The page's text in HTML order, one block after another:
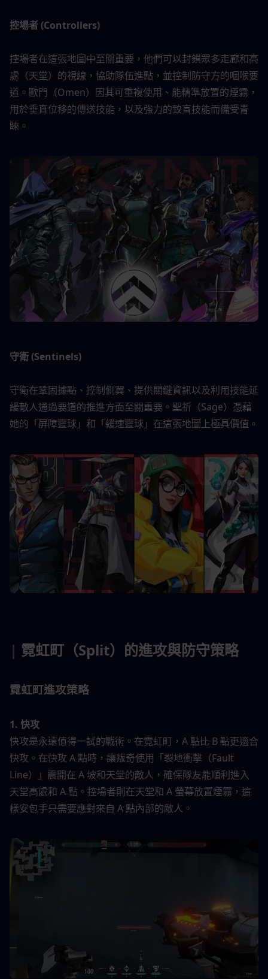
控場者 (Controllers)
控場者在這張地圖中至關重要，他們可以封鎖眾多走廊和高
處（天堂）的視線，協助隊伍進點，並控制防守方的咽喉要
道。歐門（Omen）因其可重複使用、能精準放置的煙霧，
用於垂直位移的傳送技能，以及強力的致盲技能而備受青
睞。
守衛 (Sentinels)
守衛在鞏固據點、控制側翼、提供關鍵資訊以及利用技能延
緩敵人通過要道的推進方面至關重要。聖祈（Sage）憑藉
她的「屏障靈球」和「緩速靈球」在這張地圖上極具價值。
| 霓虹町（Split）的進攻與防守策略
霓虹町進攻策略
1. 快攻
快攻是永遠值得一試的戰術。在霓虹町，A 點比 B 點更適合
快攻。在快攻 A 點時，讓叛奇使用「裂地衝擊（Fault
Line）」震開在 A 坡和天堂的敵人，確保隊友能順利進入
天堂高處和 A 點。控場者則在天堂和 A 螢幕放置煙霧，這
樣安包手只需要應對來自 A 點內部的敵人。